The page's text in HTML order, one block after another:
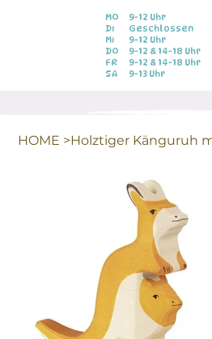
MO
DI
MI
DO
FR
SA
9-12 Uhr
Geschlossen
9-12 Uhr
9-12 & 14-18 Uhr
9-12 & 14-18 Uhr
9-13 Uhr
HOME >Holztiger Känguruh